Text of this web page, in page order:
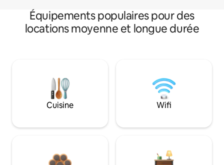
Équipements populaires pour des
locations moyenne et longue durée
Cuisine Wifi